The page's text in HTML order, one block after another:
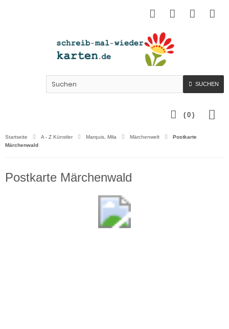
SUCHEN
( 0 )
Startseite A - Z Künstler Marquis, Mila Märchenwelt
Postkarte
Märchenwald
Postkarte Märchenwald